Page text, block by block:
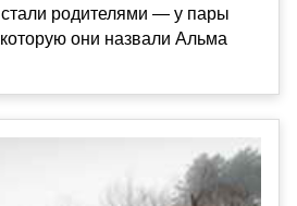
родителями — у пары
они назвали Альма